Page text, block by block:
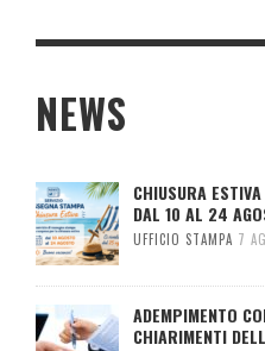
NEWS
CHIUSURA
DAL 10 AL 24
UFFICIO STAMPA 7
ADEMPIMENTO
CHIARIMENTI